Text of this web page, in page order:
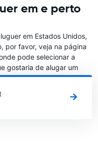
em e perto
em Estados Unidos,
por favor, veja na página
pode selecionar a
gostaria de alugar um